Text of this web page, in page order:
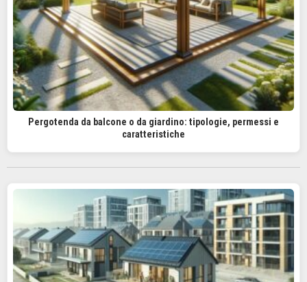
Pergotenda da balcone o da giardino: tipologie, permessi e
caratteristiche